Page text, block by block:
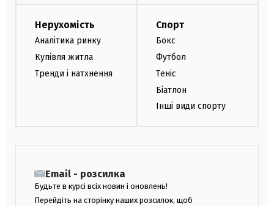
Нерухомість
Аналітика ринку
Купівля житла
Тренди і натхнення
Спорт
Бокс
Футбол
Теніс
Біатлон
Інші види спорту
Email - розсилка
Будьте в курсі всіх новин і оновлень!
Перейдіть на сторінку наших розсилок, щоб